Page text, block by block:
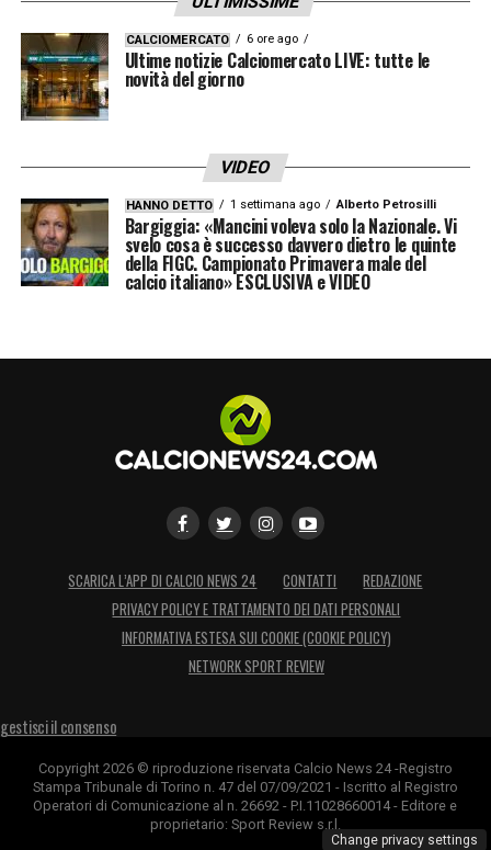
CALCIOMERCATO 6 ore ago
Ultime notizie Calciomercato LIVE: tutte le
novità del giorno
VIDEO
HANNO DETTO 1 settimana ago Alberto Petrosilli
Bargiggia: «Mancini voleva solo la Nazionale. Vi
svelo cosa è successo davvero dietro le quinte
della FIGC. Campionato Primavera male del
calcio italiano» ESCLUSIVA e VIDEO
SCARICA L’APP DI CALCIO NEWS 24 CONTATTI
REDAZIONE
PRIVACY POLICY E TRATTAMENTO DEI DATI PERSONALI
INFORMATIVA ESTESA SUI COOKIE (COOKIE POLICY)
NETWORK SPORT REVIEW
gestisci il consenso
Copyright 2026 © riproduzione riservata Calcio News 24 -Registro
Stampa Tribunale di Torino n. 47 del 07/09/2021 - Iscritto al Registro
Operatori di Comunicazione al n. 26692 - P.I.11028660014 - Editore e
proprietario: Sport Review s.r.l.
Change privacy settings